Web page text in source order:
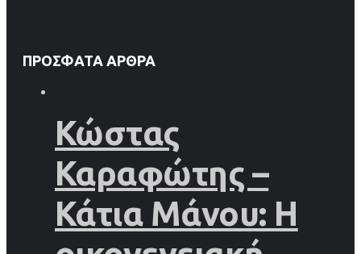
ΠΡΌΣΦΑΤΑ ΆΡΘΡΑ
Κώστας
Καραφώτης –
Κάτια Μάνου: Η